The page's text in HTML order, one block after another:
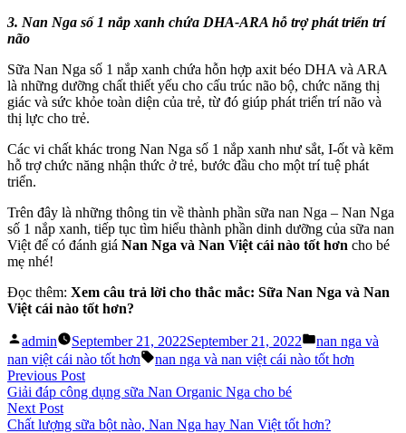
3. Nan Nga số 1 nắp xanh chứa DHA-ARA hỗ trợ phát triển trí
não
Sữa Nan Nga số 1 nắp xanh chứa hỗn hợp axit béo DHA và ARA
là những dưỡng chất thiết yếu cho cấu trúc não bộ, chức năng thị
giác và sức khỏe toàn diện của trẻ, từ đó giúp phát triển trí não và
thị lực cho trẻ.
Các vi chất khác trong Nan Nga số 1 nắp xanh như sắt, I-ốt và kẽm
hỗ trợ chức năng nhận thức ở trẻ, bước đầu cho một trí tuệ phát
triển.
Trên đây là những thông tin về thành phần sữa nan Nga – Nan Nga
số 1 nắp xanh, tiếp tục tìm hiểu thành phần dinh dưỡng của sữa nan
Việt để có đánh giá Nan Nga và Nan Việt cái nào tốt hơn cho bé
mẹ nhé!
Đọc thêm: Xem câu trả lời cho thắc mắc: Sữa Nan Nga và Nan
Việt cái nào tốt hơn?
Posted
by
admin September 21, 2022September 21, 2022
Posted
in
nan nga và
nan việt cái nào tốt hơn
Tags:
nan nga và nan việt cái nào tốt hơn
Post
navigation
Previous PostPrevious
post:
Giải đáp công dụng sữa Nan Organic Nga cho bé
Next PostNext
post:
Chất lượng sữa bột nào, Nan Nga hay Nan Việt tốt hơn?